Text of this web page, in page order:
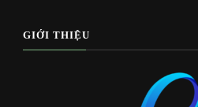
GIỚI THIỆU